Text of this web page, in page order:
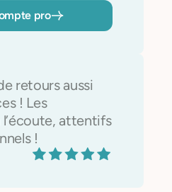
pro
retours aussi
! Les
attentifs
!